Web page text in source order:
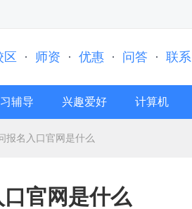
区 · 师资 · 优惠 · 问答 · 联系
辅导 兴趣爱好 计算机
报名入口官网是什么
官网是什么